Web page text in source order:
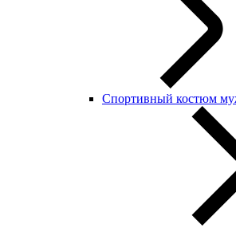
Спортивный костюм